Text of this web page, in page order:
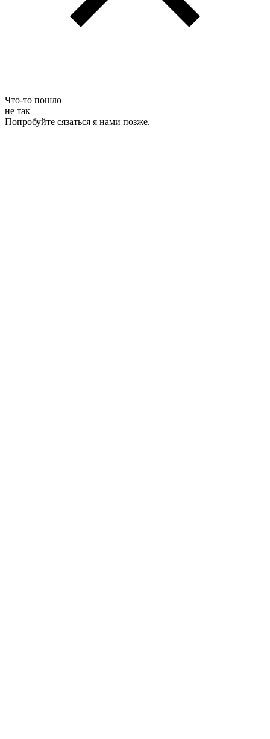
Что-то пошло
не так
Попробуйте сязаться я нами позже.